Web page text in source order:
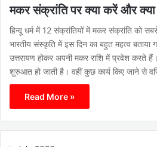
मकर संक्रांति पर क्या करें और
हिन्दू धर्म में 12 संक्रांतियों में मकर संक्रांति को
भारतीय संस्कृति में इस दिन का बहुत महत्व बताया
उत्तरायण होकर अपनी मकर राशि में प्रवेश करते
शुरुआत हो जाती है। वहीं कुछ कार्य किए जाने से
Read More »